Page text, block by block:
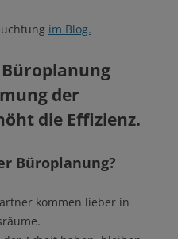
im Blog.
der
die Effizienz.
Büroplanung?
kommen lieber in